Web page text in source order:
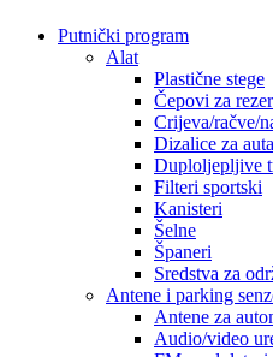
Putnički program
Alat
Plastične stege
Čepovi za
Crijeva/račve/
Dizalice za auta
Duploljepljive
Filteri sportski
Kanisteri
Šelne
Španeri
Sredstva za
Antene i parking
Antene za
Audio/video